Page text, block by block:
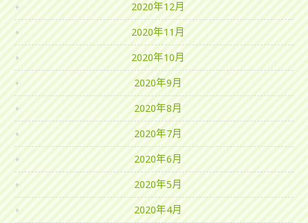
2020年12月
2020年11月
2020年10月
2020年9月
2020年8月
2020年7月
2020年6月
2020年5月
2020年4月